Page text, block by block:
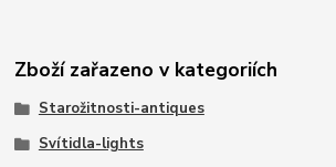
Zboží zařazeno v kategoriích
Starožitnosti-antiques
Svítidla-lights